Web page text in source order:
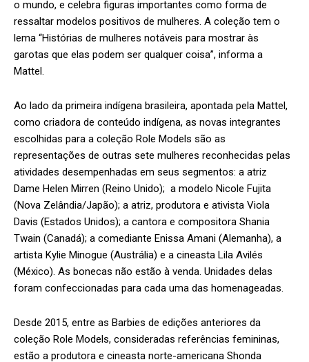
o mundo, e celebra figuras importantes como forma de
ressaltar modelos positivos de mulheres. A coleção tem o
lema “Histórias de mulheres notáveis para mostrar às
garotas que elas podem ser qualquer coisa”, informa a
Mattel.
Ao lado da primeira indígena brasileira, apontada pela Mattel,
como criadora de conteúdo indígena, as novas integrantes
escolhidas para a coleção Role Models são as
representações de outras sete mulheres reconhecidas pelas
atividades desempenhadas em seus segmentos: a atriz
Dame Helen Mirren (Reino Unido); a modelo Nicole Fujita
(Nova Zelândia/Japão); a atriz, produtora e ativista Viola
Davis (Estados Unidos); a cantora e compositora Shania
Twain (Canadá); a comediante Enissa Amani (Alemanha), a
artista Kylie Minogue (Austrália) e a cineasta Lila Avilés
(México). As bonecas não estão à venda. Unidades delas
foram confeccionadas para cada uma das homenageadas.
Desde 2015, entre as Barbies de edições anteriores da
coleção Role Models, consideradas referências femininas,
estão a produtora e cineasta norte-americana Shonda